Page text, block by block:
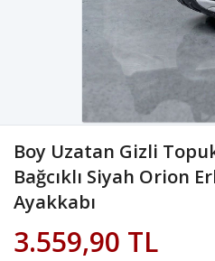
Boy Uzatan Gizli
Bağcıklı Siyah Orion
Ayakkabı
3.559,90 TL